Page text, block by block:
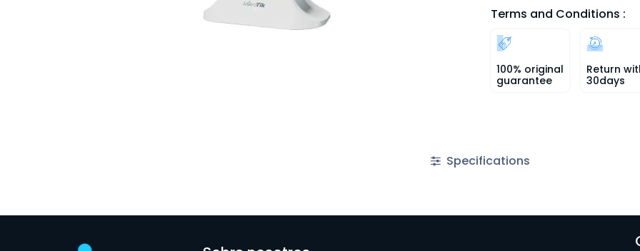
Terms and Conditions :
100% original
guarantee
Return
30days
Specifications